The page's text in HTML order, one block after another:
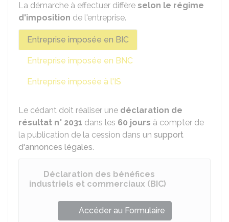
La démarche à effectuer diffère selon le régime
d'imposition de l'entreprise.
Entreprise imposée en BIC
Entreprise imposée en BNC
Entreprise imposée à l'IS
Le cédant doit réaliser une déclaration de
résultat n° 2031 dans les 60 jours à compter de
la publication de la cession dans un support
d'annonces légales.
Déclaration des bénéfices
industriels et commerciaux (BIC)
Accéder au Formulaire